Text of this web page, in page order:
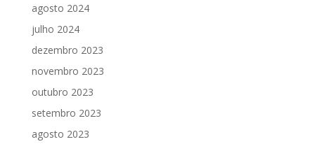
agosto 2024
julho 2024
dezembro 2023
novembro 2023
outubro 2023
setembro 2023
agosto 2023